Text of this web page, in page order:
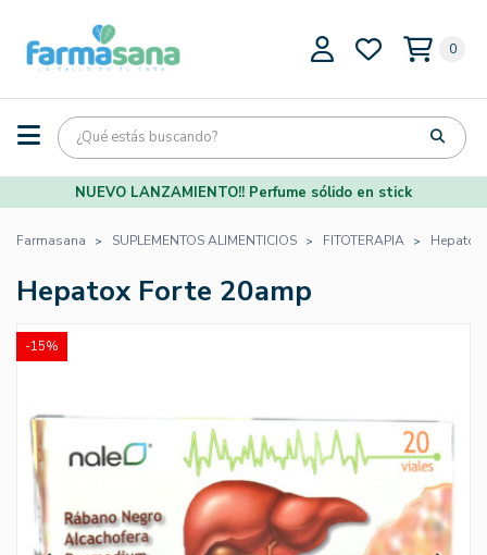
0
NUEVO LANZAMIENTO!! Perfume sólido en stick
Farmasana SUPLEMENTOS ALIMENTICIOS FITOTERAPIA Hepatox
Hepatox Forte 20amp
-15%